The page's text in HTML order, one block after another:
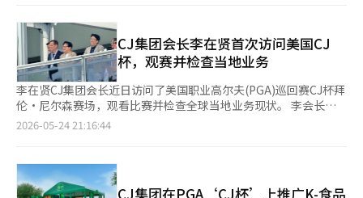
配送的门槛也从60美元降低至35美元。为此，Olive Young在今年
3月在加利福尼亚州布卢明顿建立了约3600㎡（约1100坪）的西部
综合物流中心，专门负责美国专属在线商城的配送。Olive Young
计划在此基础上，未来在门店推出在线订单商品的自取服务。此
外，Olive Young还将推出针对美国消费者的专属会员制度，计划
于7月开始推出名为“OY会员”的项目，并在每月的前7天提供折
扣和奖励积分。Olive Young计划在帕萨迪纳店开业后，在上半年
内在洛杉矶再开设一家门店，目标是在一年内在美国开设5家门
人代表权佳恩表示：“我们将努力让尚未熟悉K美容的当地消费者
通过Olive Young的线上线下门店发现真正的K美容，并将其融入日
直在将商品数据和内容整理成AI易于理解的结构。公司通过生成型
引擎优化（GEO）提升数据结构，以确保AI生成回答时品牌和商品
信息的准确展示和引用。 CJ온스타일计划以聊天GPT为起点，扩大
与多种AI平台的联动。CJ온스타일相关人士表示：“我们将持续提
升商品数据和电商功能，以增强基于AI的电商竞争力。” 此外，
CJ온스타일今年第一季度的营收为3785亿韩元，同比增长4.5%。
公司计划在第二季度通过粉丝IP（知识产权）和优质商品的竞争力
继续保持营收增长。 ※ 本报道经人工智能（AI）系统翻译与编
针对使用OTT平台的成年男女进行的问卷调查中，50%的受访者
表示每周观看OTT超过4次。其中，40多岁人群占比最高，达
60%；其后依次为30多岁（54%）、50多岁（47%）、20多岁
（45%）和10多岁（32%）。 日均观看时间为59分钟。30多岁和
20多岁人群分别达到65分钟和63分钟，超过1小时；10多岁、50
多岁和40多岁人群则分别为57分钟、57分钟和52分钟。 在观看设
备方面，智能手机仍是最主要的终端设备。不过，40多岁和50多
岁人群更倾向于通过电视观看OTT内容；10多岁用户则以平板电
稳居首位。30岁以上年龄层中，奈飞使用率均超过90%，10多岁
和20多岁人群则分别为82%和84%。第二位大多由TVING占据，
但40多岁人群中，Coupang Play以42%的占比位列第二。 对于选
CJ集团会长李在贤首次访问美国CJ
杯，观赛并检查当地业务
李在贤CJ集团会长近日访问了美国职业高尔夫(PGA)巡回赛CJ杯拜
伦·尼尔森赛场，观看比赛并检查全球当地业务现状。 李会长于
24日（韩国时间）访问了美国德克萨斯州麦金尼的TPC克雷格兰奇
发球区和18号洞果岭之间设置的接待帐篷内观看比赛。特别是在
CJ集团赞助的球员金时沅和林成宰走入10号洞发球区时，他移步
2026-05-24 21:16:44
CJ集团在PGA‘CJ杯’上推广K-食品